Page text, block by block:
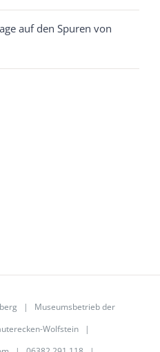
auf den Spuren von
| Museumsbetrieb der
Wolfstein |